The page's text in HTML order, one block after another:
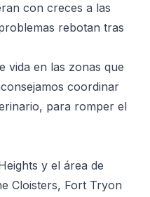
con creces a las
rebotan tras
vida en las zonas que
coordinar
para romper el
y el área de
Cloisters, Fort Tryon